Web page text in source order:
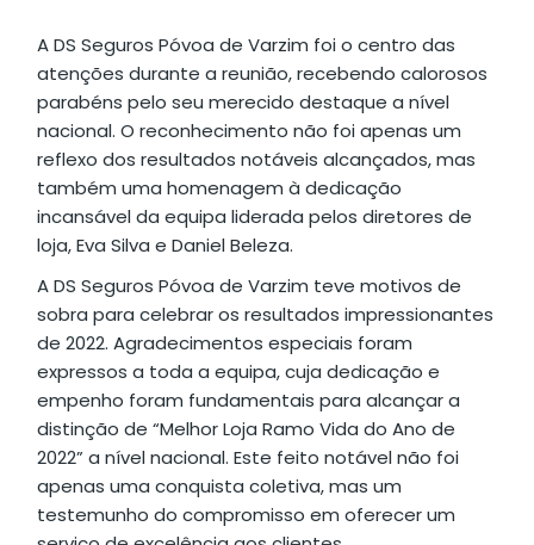
A DS Seguros Póvoa de Varzim foi o centro das
atenções durante a reunião, recebendo calorosos
parabéns pelo seu merecido destaque a nível
nacional. O reconhecimento não foi apenas um
reflexo dos resultados notáveis alcançados, mas
também uma homenagem à dedicação
incansável da equipa liderada pelos diretores de
loja, Eva Silva e Daniel Beleza.
A DS Seguros Póvoa de Varzim teve motivos de
sobra para celebrar os resultados impressionantes
de 2022. Agradecimentos especiais foram
expressos a toda a equipa, cuja dedicação e
empenho foram fundamentais para alcançar a
distinção de “Melhor Loja Ramo Vida do Ano de
2022” a nível nacional. Este feito notável não foi
apenas uma conquista coletiva, mas um
testemunho do compromisso em oferecer um